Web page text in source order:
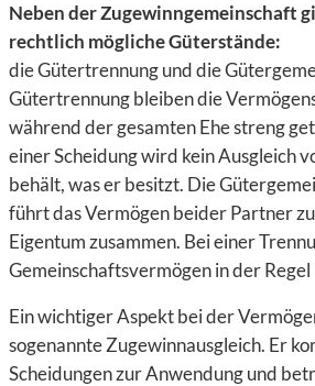
Neben der Zugewinngemeinschaft
rechtlich mögliche Güterstände:
die Gütertrennung und die
Gütertrennung bleiben die
während der gesamten Ehe streng
einer Scheidung wird kein Ausgleich
behält, was er besitzt. Die
führt das Vermögen beider Partner
Eigentum zusammen. Bei einer
Gemeinschaftsvermögen in der
Ein wichtiger Aspekt bei der
sogenannte Zugewinnausgleich. Er
Scheidungen zur Anwendung und